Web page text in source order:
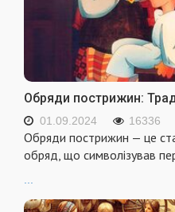
Обряди пострижин:
01.09.2024 16336
Обряди пострижин — це
обряд, що символізував